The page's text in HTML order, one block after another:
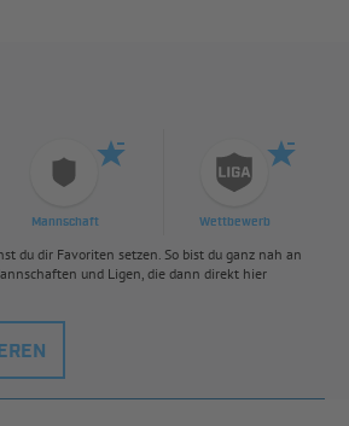
Mannschaft Wettbewerb
du dir Favoriten setzen. So bist du ganz nah an
und Ligen, die dann direkt hier